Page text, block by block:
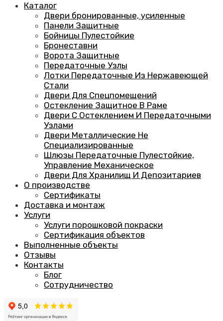
Каталог
Двери бронированные, усиленные
Панели Защитные
Бойницы Пулестойкие
Бронеставни
Ворота Защитные
Передаточные Узлы
Лотки Передаточные Из Нержавеющей
Стали
Двери Для Спецпомещений
Остекление Защитное В Раме
Двери С Остеклением И Передаточными
Узлами
Двери Металлические Не
Специализированные
Шлюзы Передаточные Пулестойкие,
Управление Механическое
Двери Для Хранилищ И Депозитариев
О производстве
Сертификаты
Доставка и монтаж
Услуги
Услуги порошковой покраски
Сертификация объектов
Выполненные объекты
Отзывы
Контакты
Блог
Сотрудничество